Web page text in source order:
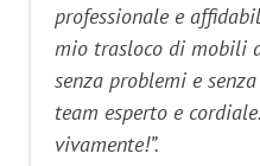
professionale e
mio trasloco di mobili
senza problemi e
team esperto e
vivamente!”.